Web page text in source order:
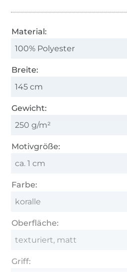
Material:
100% Polyester
Breite:
145 cm
Gewicht:
250 g/m²
Motivgröße:
ca. 1 cm
Farbe:
koralle
Oberfläche:
texturiert, matt
Griff: